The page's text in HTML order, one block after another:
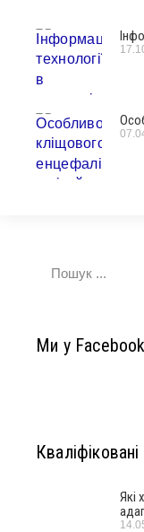
Ми у Facebook
Які